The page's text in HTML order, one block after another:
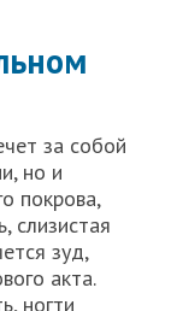
за собой
но и
покрова,
слизистая
зуд,
акта.
ногти